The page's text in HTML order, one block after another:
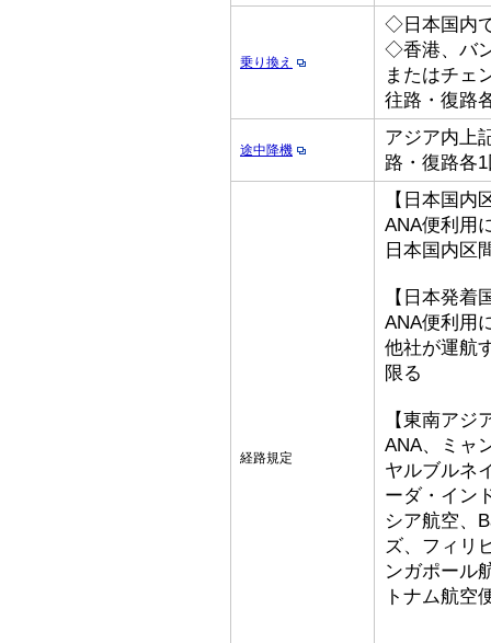
乗り換え
◇日本国内
◇香港、バ
またはチェ
往路・復路
途中降機
アジア内上
路・復路各
経路規定
【日本国内
ANA便利用
日本国内区
【日本発着
ANA便利用
他社が運航
限る
【東南アジ
ANA、ミャ
ヤルブルネ
ーダ・イン
シア航空、
ズ、フィリ
ンガポール
トナム航空